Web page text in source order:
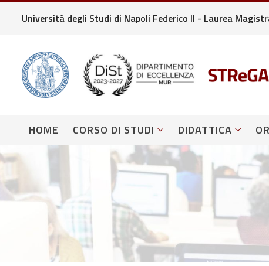
Università degli Studi di Napoli Federico II - Laurea
HOME CORSO DI STUDI DIDATTICA